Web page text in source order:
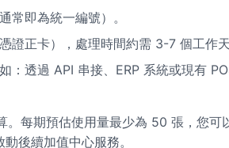
常即為統一編號）。
證正卡），處理時間約需 3-7 個工作天
透過 API 串接、ERP 系統或現有
每期預估使用量最少為 50 張，您可
後續加值中心服務。